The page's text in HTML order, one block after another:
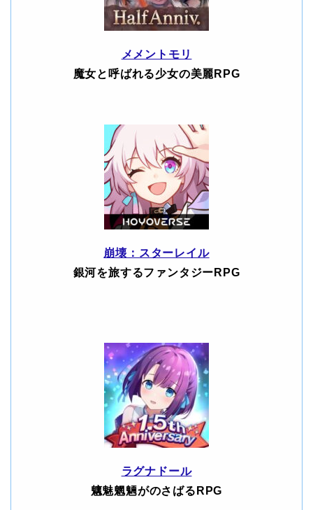
メメントモリ
魔女と呼ばれる少女の美麗RPG
崩壊：スターレイル
銀河を旅するファンタジーRPG
ラグナドール
魑魅魍魎がのさばるRPG